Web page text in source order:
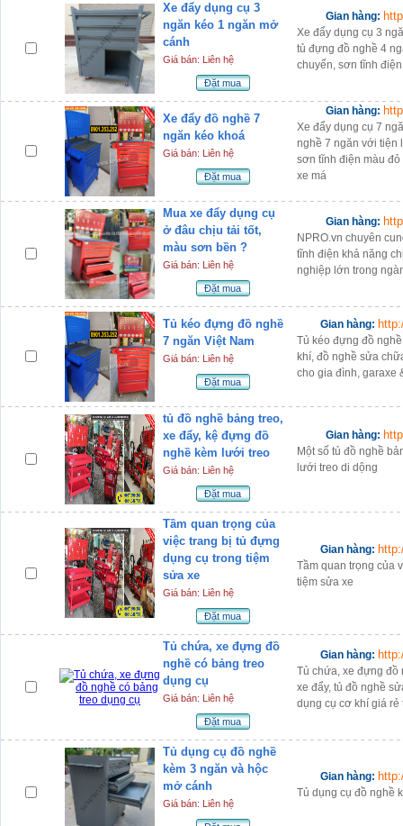
Xe đẩy dụng cụ 3
ngăn kéo 1 ngăn mở
cánh
Giá bán: Liên hệ
Đặt mua
Gian hàng:
Xe đẩy dụng cụ 3
tủ đựng đồ nghề 4
chuyển, sơn tĩnh
Xe đẩy đồ nghề 7
ngăn kéo khoá
Giá bán: Liên hệ
Đặt mua
Gian hàng:
Xe đẩy dụng cụ 7
nghề 7 ngăn với tiện
sơn tĩnh điện màu
xe má
Mua xe đẩy dụng cụ
ở đâu chịu tải tốt,
màu sơn bền ?
Giá bán: Liên hệ
Đặt mua
Gian hàng:
NPRO.vn chuyên
tĩnh điện khả năng
nghiệp lớn trong
Tủ kéo đựng đồ nghề
7 ngăn Việt Nam
Giá bán: Liên hệ
Đặt mua
Gian hàng:
Tủ kéo đựng đồ
khí, đồ nghề sửa
cho gia đình, garaxe
tủ đồ nghề bảng treo,
xe đẩy, kệ đựng đồ
nghề kèm lưới treo
Giá bán: Liên hệ
Đặt mua
Gian hàng:
Một số tủ đồ nghề
lưới treo di dộng
Tầm quan trọng của
việc trang bị tủ đựng
dụng cụ trong tiệm
sửa xe
Giá bán: Liên hệ
Đặt mua
Gian hàng:
Tầm quan trọng của
tiệm sửa xe
Tủ chứa, xe đựng đồ
nghề có bảng treo
dụng cụ
Giá bán: Liên hệ
Đặt mua
Gian hàng:
Tủ chứa, xe đựng đồ
xe đẩy, tủ đồ nghề
dụng cụ cơ khí giá
Tủ dụng cụ đồ nghề
kèm 3 ngăn và hộc
mở cánh
Giá bán: Liên hệ
Gian hàng:
Tủ dụng cụ đồ nghề